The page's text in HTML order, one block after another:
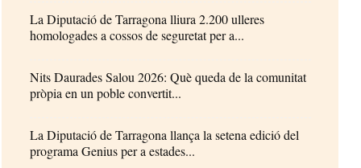
La Diputació de Tarragona lliura 2.200 ulleres
homologades a cossos de seguretat per a...
Nits Daurades Salou 2026: Què queda de la comunitat
pròpia en un poble convertit...
La Diputació de Tarragona llança la setena edició del
programa Genius per a estades...